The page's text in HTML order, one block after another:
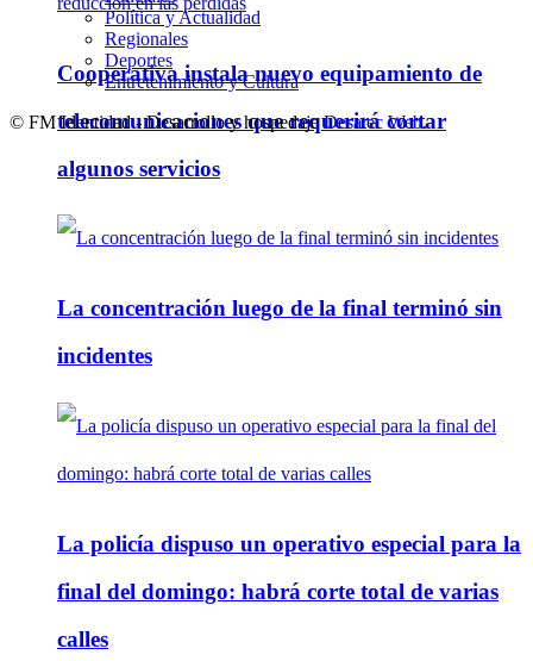
Cooperativa instala nuevo equipamiento de
telecomunicaciones que requerirá cortar
algunos servicios
La concentración luego de la final terminó sin
incidentes
La policía dispuso un operativo especial para la
final del domingo: habrá corte total de varias
calles
Política y Actualidad
Regionales
Deportes
Entretenimiento y Cultura
© FM Identidad - Desarrollo y hospedajeDesatec Web.